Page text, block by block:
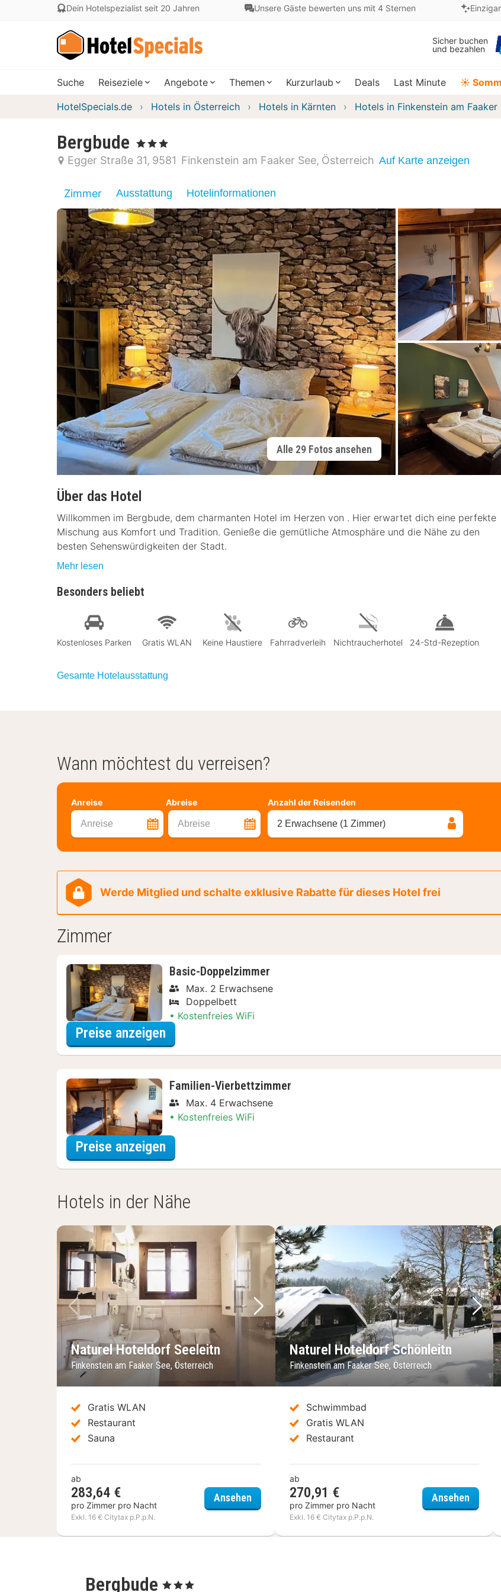
Dein Hotelspezialist seit 20 Jahren Unsere Gäste bewerten uns mit 4 Sternen
Sicher buchen
und bezahlen
Suche Reiseziele Angebote Themen Kurzurlaub Deals Last Minute ☀️
HotelSpecials.de Hotels in Österreich Hotels in Kärnten Hotels in Finkenstein am Faaker
Bergbude , 3 Sterne
Egger Straße 31 9581 Finkenstein am Faaker See Österreich Auf Karte anzeigen
Zimmer Ausstattung Hotelinformationen
Alle 29 Fotos ansehen
Über das Hotel
Willkommen im Bergbude, dem charmanten Hotel im Herzen von . Hier erwartet dich eine perfekte
Mischung aus Komfort und Tradition. Genieße die gemütliche Atmosphäre und die Nähe zu den
besten Sehenswürdigkeiten der Stadt.
Mehr lesen
Besonders beliebt
Kostenloses Parken Gratis WLAN Keine Haustiere Fahrradverleih Nichtraucherhotel 24-Std-Rezeption
Gesamte Hotelausstattung
Wann möchtest du verreisen?
Anreise Abreise
Anreise Abreise
Anzahl der Reisenden
2 Erwachsene (1 Zimmer)
Werde Mitglied und schalte exklusive Rabatte für dieses Hotel frei
Zimmer
Basic-Doppelzimmer
Max. 2 Erwachsene
Doppelbett
Kostenfreies WiFi
Preise anzeigen
Familien-Vierbettzimmer
Max. 4 Erwachsene
Kostenfreies WiFi
Preise anzeigen
Hotels in der Nähe
Vorheriges Bild
Nächstes Bild
Naturel Hoteldorf Seeleitn
Finkenstein am Faaker See, Österreich
Gratis WLAN
Restaurant
Sauna
ab
283,64 €
pro Zimmer pro Nacht
Exkl. 16 € Citytax p.P.p.N.
AnsehenNaturel Hoteldorf Seeleitn
Vorheriges Bild
Naturel Hoteldorf Schönleitn
Finkenstein am Faaker See, Österreich
Schwimmbad
Gratis WLAN
Restaurant
ab
270,91 €
pro Zimmer pro Nacht
Exkl. 16 € Citytax p.P.p.N.
Ansehen
Bergbude , 3 Sterne